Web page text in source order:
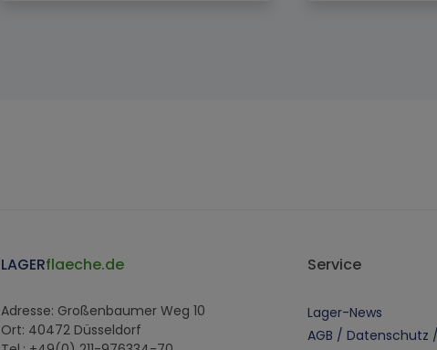
LAGERflaeche.de
Adresse: Großenbaumer Weg 10
Ort: 40472 Düsseldorf
Service
Lager-News
AGB / Datenschutz